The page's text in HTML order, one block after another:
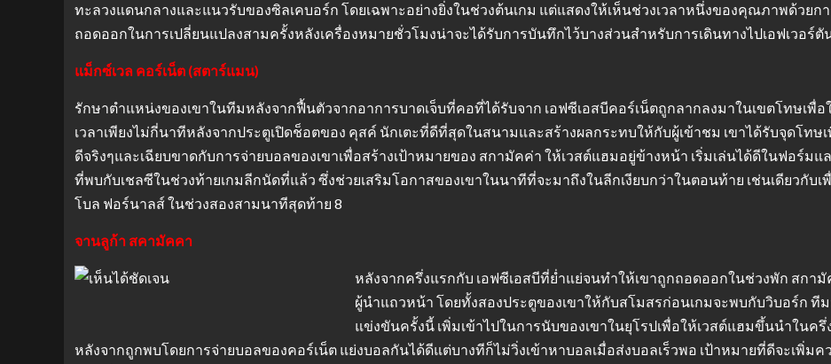
ทะลวงแดนกลางและแนวรับของซิลเคบอร์ก โดยเฉพาะอย่างยิ่งในช่วงต้นเกม แต่แสดงให้เห็นช่วงเวลาหนึ่งของคุณภาพด้วยก
ถอดออกในการเปลี่ยนแปลงสามครั้งหลังเครื่องหมายชั่วโมงน่าจะได้รับการบันทึกไว้บางส่วนสำหรับการเดินทางไปเอฟเวอร์
แม็กซ์เวล คอร์เน็ต (สตาร์แมน)
รักษาตำแหน่งของเขาในทีมหลังจากฟื้นตัวจากอาการบาดเจ็บที่คอที่ได้รับจาก เอฟซีเอสบีคอร์เน็ตถูกลากลงมาในเขตโทษเพื่
เวลาเพียงไม่กี่นาทีหลังจากประตูเปิดช็อตของ คุสค์ นักเตะที่ดีที่สุดในสนามและสร้างผลกระทบให้กับผู้เข้าชม เขาได้รับจุดโท
ดีจริงๆและเฉียบขาดกับการจ่ายบอลของเขาเพื่อสร้างเป้าหมายของ สกามัคค่า ให้เวสต์แฮมอยู่ข้างหน้า เริ่มเล่นได้ดีในฟอร์มแ
ที่พบกับเชลซีในช่วงท้ายเกมลีกนัดที่แล้ว ซึ่งช่วยเสริมโอกาสของเขาในนาทีที่จะมาถึงในลีกเงียบกว่าในตอนท้าย เช่นเดียวกั
โบล ฟอร์นาลส์ ในช่วงสองสามนาทีสุดท้าย 8
จานลูก้า สคามัคคา
หลังจากครึ่งแรกกับ เอฟซีเอสบีที่ย่ำแย่จนทำให้เขาถูกถอดออกในช่วงพัก สกา
ผู้นำแถวหน้า โดยทั้งสองประตูของเขาให้กับสโมสรก่อนเกมจะพบกับวิบอร์ก ที
แข่งขันครั้งนี้ เพิ่มเข้าไปในการนับของเขาในยุโรปเพื่อให้เวสต์แฮมขึ้นนำใน
หลังจากถูกพบโดยการจ่ายบอลของคอร์เน็ต แย่งบอลกันได้ดีแต่บางทีก็ไม่วิ่งเข้าหาบอลเมื่อส่งบอลเร็วพอ เป้าหมายที่ดีจะเพิ่ม